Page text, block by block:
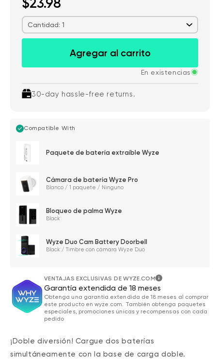
Cantidad: 1
Agregar al carrito
En existencias
30-day hassle-free returns.
Compatible With
Paquete de batería extraíble Wyze
Cámara de batería Wyze Pro
Blanco / 1 paquete / Ninguno
Bloqueo de palma Wyze
Black
Wyze Duo Cam Battery Doorbell
Black / Timbre con cámara Wyze Duo
VENTAJAS EXCLUSIVAS DE WYZE.COM
Garantía extendida de 18 meses
Obtenga una garantía extendida de 18 meses al comprar
este producto en wyze.com. También obtenga paquetes
especiales, promociones únicas y recompensas con cada
pedido
¡Doble diversión! Cargue dos baterías
simultáneamente con la base de carga doble.